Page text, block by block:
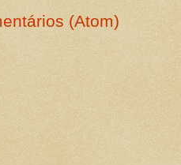
(Atom)